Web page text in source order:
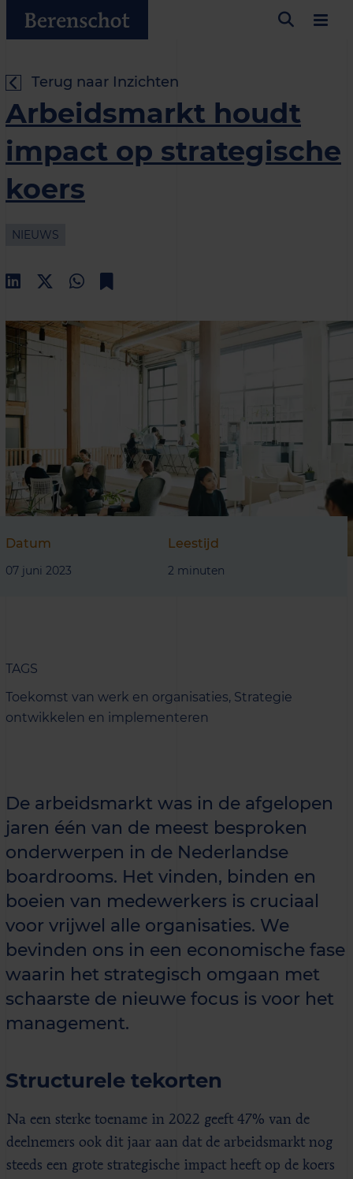
Terug naar Inzichten
Arbeidsmarkt houdt
impact op strategische
koers
NIEUWS
Datum
07 juni 2023
Leestijd
2 minuten
TAGS
Toekomst van werk en organisaties, Strategie
ontwikkelen en implementeren
De arbeidsmarkt was in de afgelopen
jaren één van de meest besproken
onderwerpen in de Nederlandse
boardrooms. Het vinden, binden en
boeien van medewerkers is cruciaal
voor vrijwel alle organisaties. We
bevinden ons in een economische fase
waarin het strategisch omgaan met
schaarste de nieuwe focus is voor het
management.
Structurele tekorten
Na een sterke toename in 2022 geeft 47% van de
deelnemers ook dit jaar aan dat de arbeidsmarkt nog
steeds een grote strategische impact heeft op de koers